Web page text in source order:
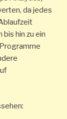
da jedes
hin zu ein